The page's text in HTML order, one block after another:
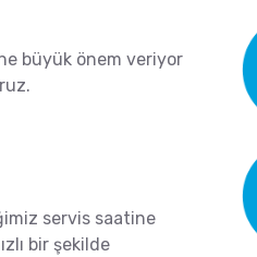
büyük önem veriyor
servis saatine
bir şekilde